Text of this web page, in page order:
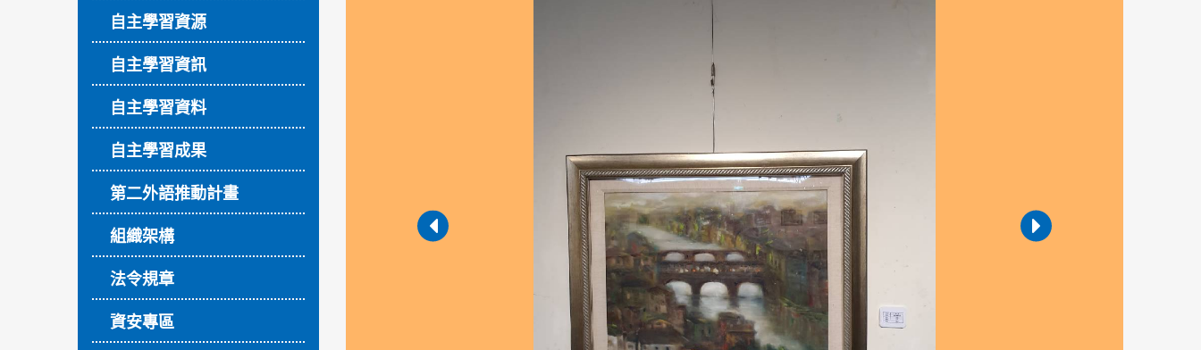
自主學習資源
自主學習資訊
自主學習資料
自主學習成果
第二外語推動計畫
組織架構
法令規章
資安專區